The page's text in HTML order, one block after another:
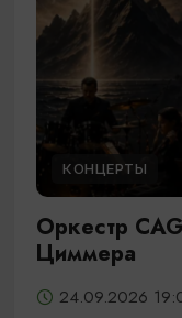
КОНЦЕРТЫ
Оркестр
Циммера
24.09.2026